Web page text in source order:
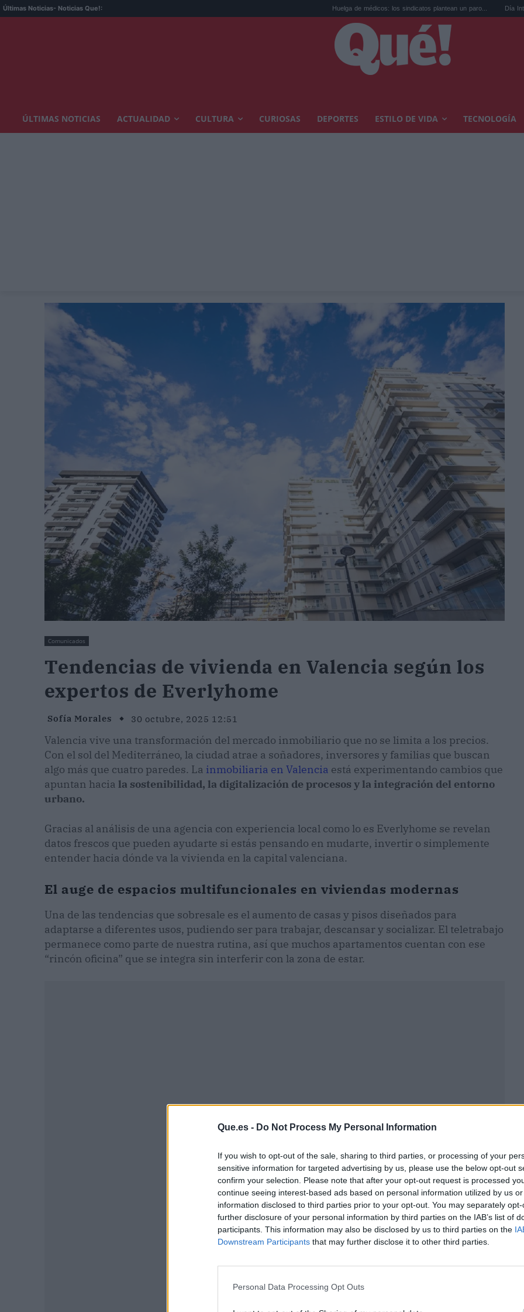
Que.es - Do Not Process My Personal Information
If you wish to opt-out of the sale, sharing to third parties, or processing of your
sensitive information for targeted advertising by us, please use the below opt-out
confirm your selection. Please note that after your opt-out request is processed
continue seeing interest-based ads based on personal information utilized by us
information disclosed to third parties prior to your opt-out. You may separately
further disclosure of your personal information by third parties on the IAB’s list of
participants. This information may also be disclosed by us to third parties on the
Downstream Participants that may further disclose it to other third parties.
Personal Data Processing Opt Outs
Últimas Noticias- Noticias Que!: Huelga de médicos: los sindicatos plantean un paro... Día Internacional de la
ÚLTIMAS NOTICIAS ACTUALIDAD CULTURA CURIOSAS DEPORTES ESTILO DE VIDA TECNOLOGÍA
Comunicados
Tendencias de vivienda en Valencia según los
expertos de Everlyhome
Sofía Morales 30 octubre, 2025 12:51
Valencia vive una transformación del mercado inmobiliario que no se limita a los precios.
Con el sol del Mediterráneo, la ciudad atrae a soñadores, inversores y familias que buscan
algo más que cuatro paredes. La inmobiliaria en Valencia está experimentando cambios que
apuntan hacia la sostenibilidad, la digitalización de procesos y la integración del entorno
urbano.
Gracias al análisis de una agencia con experiencia local como lo es Everlyhome se revelan
datos frescos que pueden ayudarte si estás pensando en mudarte, invertir o simplemente
entender hacia dónde va la vivienda en la capital valenciana.
El auge de espacios multifuncionales en viviendas modernas
Una de las tendencias que sobresale es el aumento de casas y pisos diseñados para
adaptarse a diferentes usos, pudiendo ser para trabajar, descansar y socializar. El teletrabajo
permanece como parte de nuestra rutina, así que muchos apartamentos cuentan con ese
“rincón oficina” que se integra sin interferir con la zona de estar.
Publicidad